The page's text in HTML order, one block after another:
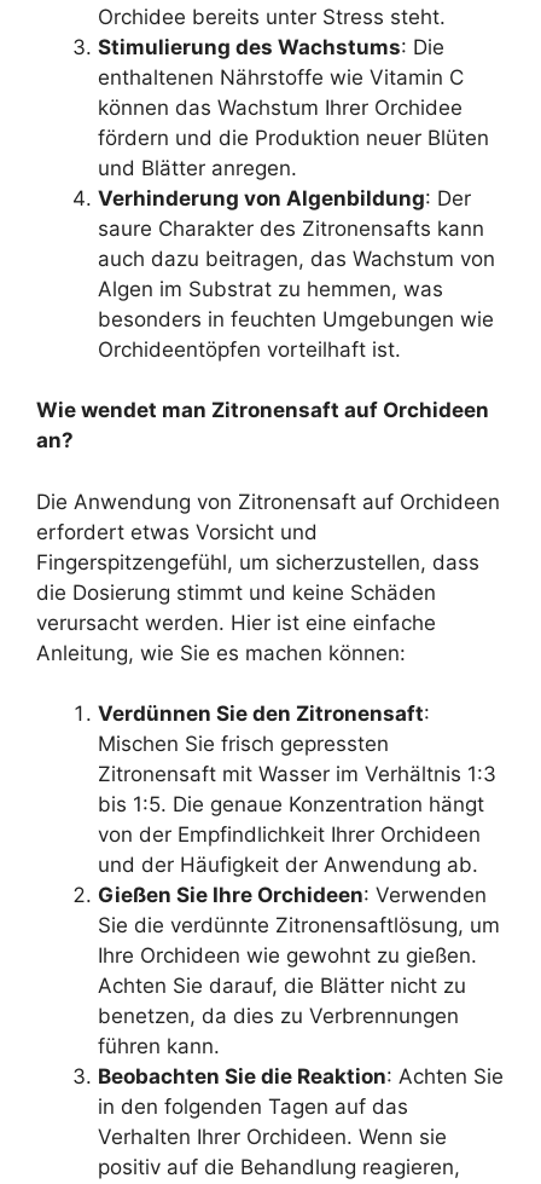
Orchidee bereits unter Stress steht.
Stimulierung des Wachstums: Die
enthaltenen Nährstoffe wie Vitamin C
können das Wachstum Ihrer Orchidee
fördern und die Produktion neuer Blüten
und Blätter anregen.
Verhinderung von Algenbildung: Der
saure Charakter des Zitronensafts kann
auch dazu beitragen, das Wachstum von
Algen im Substrat zu hemmen, was
besonders in feuchten Umgebungen wie
Orchideentöpfen vorteilhaft ist.
Wie wendet man Zitronensaft auf Orchideen
an?
Die Anwendung von Zitronensaft auf Orchideen
erfordert etwas Vorsicht und
Fingerspitzengefühl, um sicherzustellen, dass
die Dosierung stimmt und keine Schäden
verursacht werden. Hier ist eine einfache
Anleitung, wie Sie es machen können:
Verdünnen Sie den Zitronensaft:
Mischen Sie frisch gepressten
Zitronensaft mit Wasser im Verhältnis 1:3
bis 1:5. Die genaue Konzentration hängt
von der Empfindlichkeit Ihrer Orchideen
und der Häufigkeit der Anwendung ab.
Gießen Sie Ihre Orchideen: Verwenden
Sie die verdünnte Zitronensaftlösung, um
Ihre Orchideen wie gewohnt zu gießen.
Achten Sie darauf, die Blätter nicht zu
benetzen, da dies zu Verbrennungen
führen kann.
Beobachten Sie die Reaktion: Achten Sie
in den folgenden Tagen auf das
Verhalten Ihrer Orchideen. Wenn sie
positiv auf die Behandlung reagieren,